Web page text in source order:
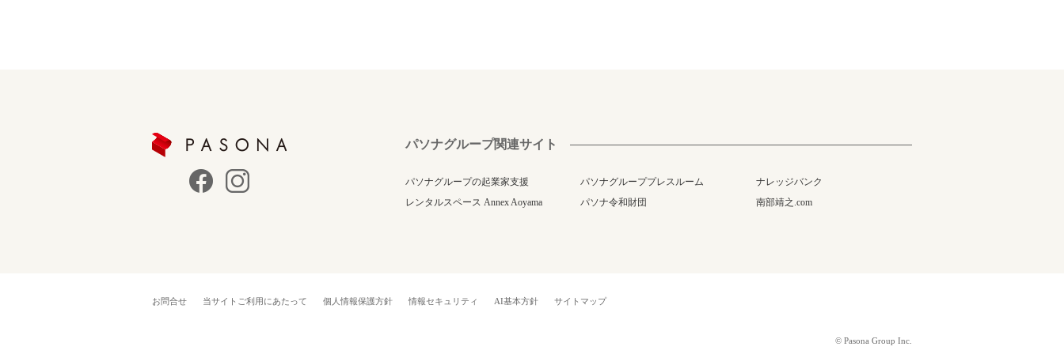
パソナグループ関連サイト
パソナグループの起業家支援 パソナグループプレスルーム
ナレッジバンク
レンタルスペース Annex Aoyama
パソナ令和財団 南部靖之.com
お問合せ 当サイトご利用にあたって 個人情報保護方針 情報セキュリティ AI基本方針 サイトマップ
© Pasona Group Inc.